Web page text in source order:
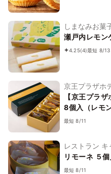
しまなみお菓
瀬戸内レモン
4.25(4)最短 8/13
京王プラザホ
【京王プラ
8個入（レモ
リー＆ポピー
最短 8/11
レストラン キ
リモーネ ５個
最短 8/11